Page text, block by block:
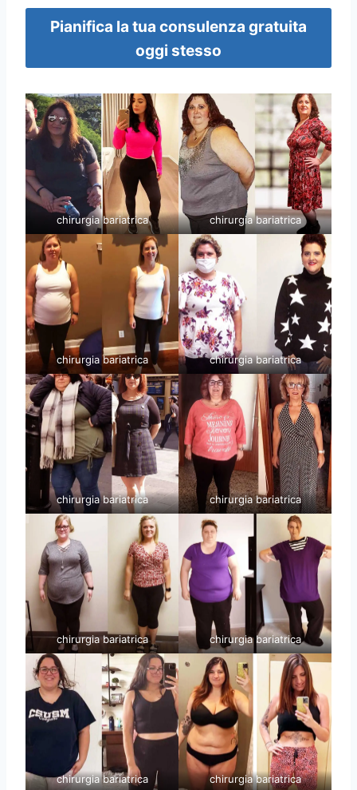
Pianifica la tua consulenza gratuita
oggi stesso
chirurgia bariatrica chirurgia bariatrica
chirurgia bariatrica chirurgia bariatrica
chirurgia bariatrica chirurgia bariatrica
chirurgia bariatrica chirurgia bariatrica
chirurgia bariatrica chirurgia bariatrica